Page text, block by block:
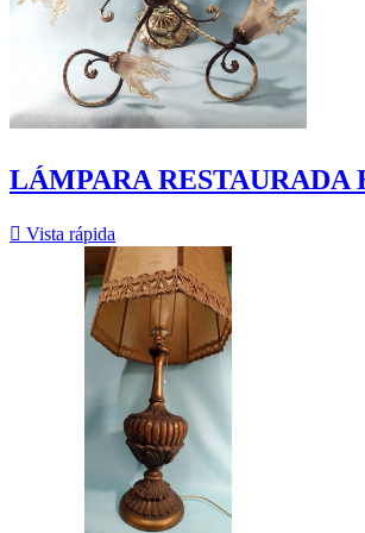
LÁMPARA RESTAURADA
 Vista rápida